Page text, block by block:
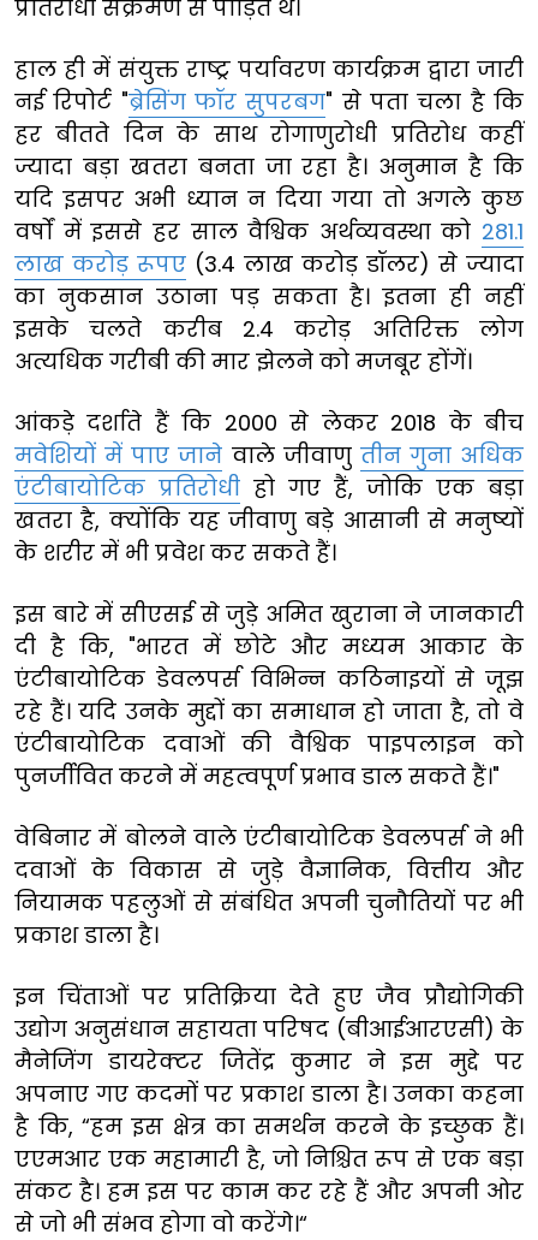
प्रतिरोधी संक्रमण से पीड़ित थे।
हाल ही में संयुक्त राष्ट्र पर्यावरण कार्यक्रम द्वारा जारी
नई रिपोर्ट "ब्रेसिंग फॉर सुपरबग" से पता चला है कि
हर बीतते दिन के साथ रोगाणुरोधी प्रतिरोध कहीं
ज्यादा बड़ा खतरा बनता जा रहा है। अनुमान है कि
यदि इसपर अभी ध्यान न दिया गया तो अगले कुछ
वर्षों में इससे हर साल वैश्विक अर्थव्यवस्था को 281.1
लाख करोड़ रूपए (3.4 लाख करोड़ डॉलर) से ज्यादा
का नुकसान उठाना पड़ सकता है। इतना ही नहीं
इसके चलते करीब 2.4 करोड़ अतिरिक्त लोग
अत्यधिक गरीबी की मार झेलने को मजबूर होंगें।
आंकड़े दर्शाते हैं कि 2000 से लेकर 2018 के बीच
मवेशियों में पाए जाने वाले जीवाणु तीन गुना अधिक
एंटीबायोटिक प्रतिरोधी हो गए हैं, जोकि एक बड़ा
खतरा है, क्योंकि यह जीवाणु बड़े आसानी से मनुष्यों
के शरीर में भी प्रवेश कर सकते हैं।
इस बारे में सीएसई से जुड़े अमित खुराना ने जानकारी
दी है कि, "भारत में छोटे और मध्यम आकार के
एंटीबायोटिक डेवलपर्स विभिन्न कठिनाइयों से जूझ
रहे हैं। यदि उनके मुद्दों का समाधान हो जाता है, तो वे
एंटीबायोटिक दवाओं की वैश्विक पाइपलाइन को
पुनर्जीवित करने में महत्वपूर्ण प्रभाव डाल सकते हैं।"
वेबिनार में बोलने वाले एंटीबायोटिक डेवलपर्स ने भी
दवाओं के विकास से जुड़े वैज्ञानिक, वित्तीय और
नियामक पहलुओं से संबंधित अपनी चुनौतियों पर भी
प्रकाश डाला है।
इन चिंताओं पर प्रतिक्रिया देते हुए जैव प्रौद्योगिकी
उद्योग अनुसंधान सहायता परिषद (बीआईआरएसी) के
मैनेजिंग डायरेक्टर जितेंद्र कुमार ने इस मुद्दे पर
अपनाए गए कदमों पर प्रकाश डाला है। उनका कहना
है कि, “हम इस क्षेत्र का समर्थन करने के इच्छुक हैं।
एएमआर एक महामारी है, जो निश्चित रूप से एक बड़ा
संकट है। हम इस पर काम कर रहे हैं और अपनी ओर
से जो भी संभव होगा वो करेंगे।“